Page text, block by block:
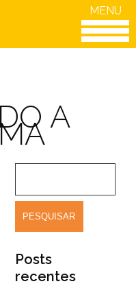
MENU
A
Posts
recentes